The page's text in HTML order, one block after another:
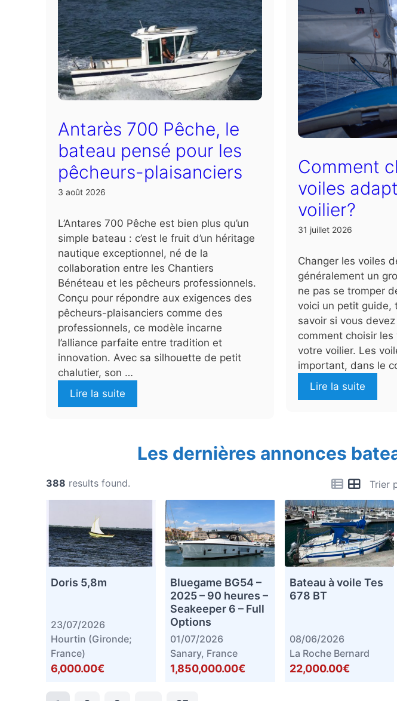
Antarès 700 Pêche, le
bateau pensé pour les
pêcheurs-plaisanciers
3 août 2026
L’Antares 700 Pêche est bien plus qu’un
simple bateau : c’est le fruit d’un héritage
nautique exceptionnel, né de la
collaboration entre les Chantiers
Bénéteau et les pêcheurs professionnels.
Conçu pour répondre aux exigences des
pêcheurs-plaisanciers comme des
professionnels, ce modèle incarne
l’alliance parfaite entre tradition et
innovation. Avec sa silhouette de petit
chalutier, son …
Lire la suite
Comment
voiles
voilier?
31 juillet 2026
Changer les voiles
généralement un
ne pas se tromper
voici un petit guide,
savoir si vous
comment choisir
votre voilier. Les
important, dans le
Lire la suite
Les dernières annonces
Trier
388 results found.
Doris 5,8m
23/07/2026
Hourtin (Gironde;
France)
6,000.00€
Bluegame BG54 –
2025 – 90 heures –
Seakeeper 6 – Full
Options
01/07/2026
Sanary, France
1,850,000.00€
Bateau à voile Tes
678 BT
08/06/2026
La Roche Bernard
22,000.00€